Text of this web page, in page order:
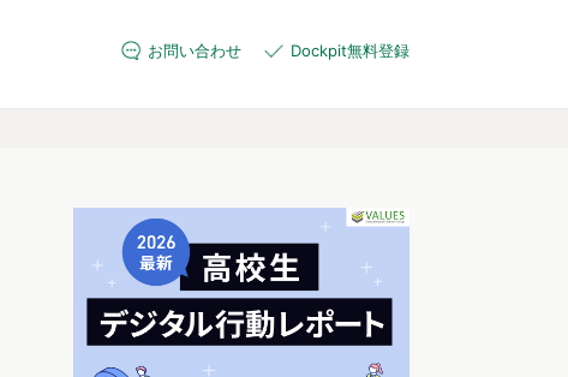
お問い合わせ Dockpit無料登録